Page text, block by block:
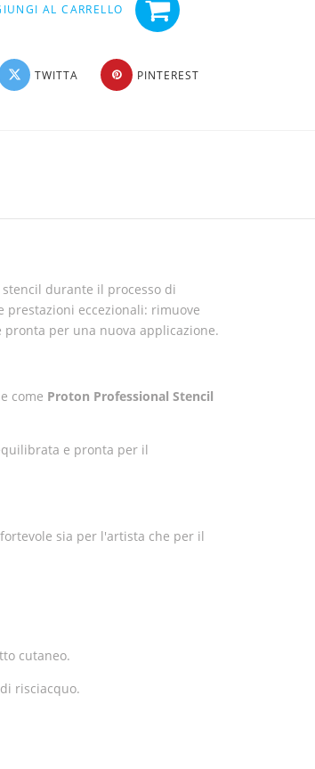
AL CARRELLO
TWITTA PINTEREST
durante il processo di
eccezionali: rimuove
per una nuova applicazione.
come Proton Professional Stencil
e pronta per il
sia per l'artista che per il
cutaneo.
risciacquo.